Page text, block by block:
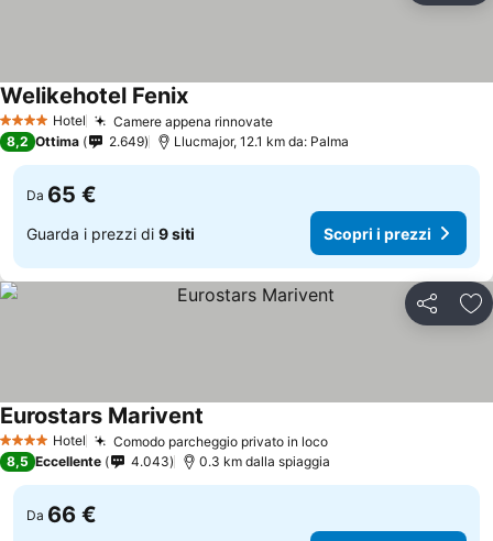
4 Stelle Hotel Camere appena rinnovate
Welikehotel Fenix
8,2 Ottima 2.649 Llucmajor, 12.1 km da: Palma
Da 65 €
Guarda i prezzi di 9 siti Scopri i prezzi
Condividi
4 Stelle Hotel Comodo parcheggio privato in loco
Eurostars Marivent
8,5 Eccellente 4.043 0.3 km dalla spiaggia
Da 66 €